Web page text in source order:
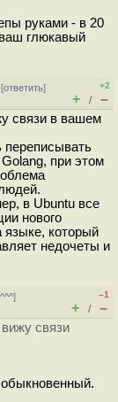
руками - в 20
глюкавый
ответить]
+2
+ / –
связи в вашем
переписывать
при этом
в Ubuntu все
нового
языке, который
недочеты и
^^^]
–1
+ / –
связи
обыкновенный.